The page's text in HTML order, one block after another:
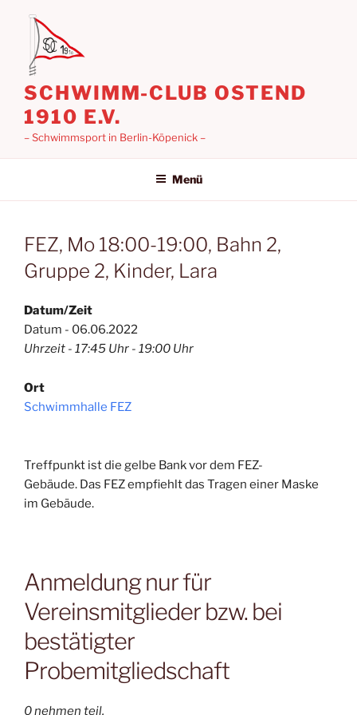
springen
SCHWIMM-CLUB OSTEND
1910 E.V.
– Schwimmsport in Berlin-Köpenick –
Menü
FEZ, Mo 18:00-19:00, Bahn 2,
Gruppe 2, Kinder, Lara
Datum/Zeit
Datum - 06.06.2022
Uhrzeit - 17:45 Uhr - 19:00 Uhr
Ort
Schwimmhalle FEZ
Treffpunkt ist die gelbe Bank vor dem FEZ-
Gebäude. Das FEZ empfiehlt das Tragen einer Maske
im Gebäude.
Anmeldung nur für
Vereinsmitglieder bzw. bei
bestätigter
Probemitgliedschaft
0 nehmen teil.